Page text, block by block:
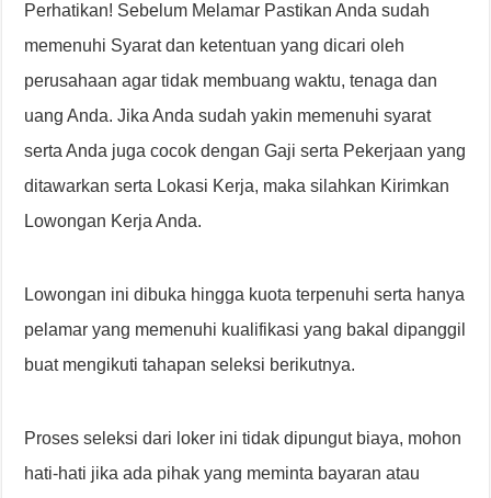
Perhatikan! Sebelum Melamar Pastikan Anda sudah
memenuhi Syarat dan ketentuan yang dicari oleh
perusahaan agar tidak membuang waktu, tenaga dan
uang Anda. Jika Anda sudah yakin memenuhi syarat
serta Anda juga cocok dengan Gaji serta Pekerjaan yang
ditawarkan serta Lokasi Kerja, maka silahkan Kirimkan
Lowongan Kerja Anda.
Lowongan ini dibuka hingga kuota terpenuhi serta hanya
pelamar yang memenuhi kualifikasi yang bakal dipanggil
buat mengikuti tahapan seleksi berikutnya.
Proses seleksi dari loker ini tidak dipungut biaya, mohon
hati-hati jika ada pihak yang meminta bayaran atau